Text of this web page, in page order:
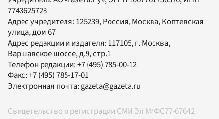
7743625728
Адрес учредителя: 125239, Россия, Москва, Коптевская
улица, дом 67
Адрес редакции и издателя: 117105, г. Москва,
Варшавское шоссе, д.9, стр.1
Телефон редакции:+7 (495) 785-00-12
Факс:+7 (495) 785-17-01
Электронная почта:gazeta@gazeta.ru
Свидетельство о регистрации СМИ Эл № ФС77-67642